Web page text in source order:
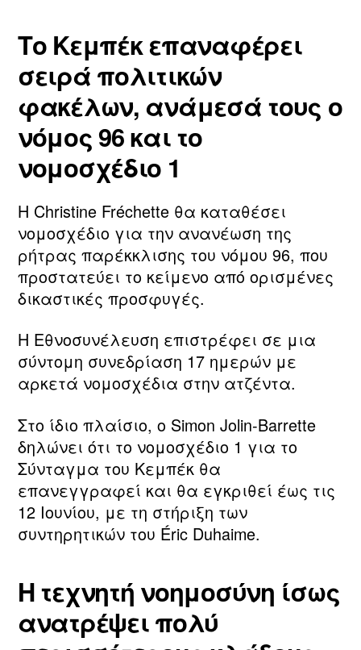
Το Κεμπέκ επαναφέρει
σειρά πολιτικών
φακέλων, ανάμεσά τους ο
νόμος 96 και το
νομοσχέδιο 1
Η Christine Fréchette θα καταθέσει
νομοσχέδιο για την ανανέωση της
ρήτρας παρέκκλισης του νόμου 96, που
προστατεύει το κείμενο από ορισμένες
δικαστικές προσφυγές.
Η Εθνοσυνέλευση επιστρέφει σε μια
σύντομη συνεδρίαση 17 ημερών με
αρκετά νομοσχέδια στην ατζέντα.
Στο ίδιο πλαίσιο, ο Simon Jolin-Barrette
δηλώνει ότι το νομοσχέδιο 1 για το
Σύνταγμα του Κεμπέκ θα
επανεγγραφεί και θα εγκριθεί έως τις
12 Ιουνίου, με τη στήριξη των
συντηρητικών του Éric Duhaime.
Η τεχνητή νοημοσύνη ίσως
ανατρέψει πολύ